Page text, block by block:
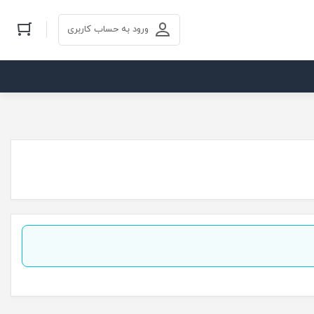
ورود به حساب کاربری